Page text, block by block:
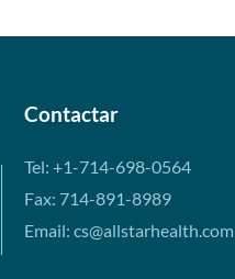
Contactar
Tel: +1-714-698-0564
Fax: 714-891-8989
Email: cs@allstarhealth.com